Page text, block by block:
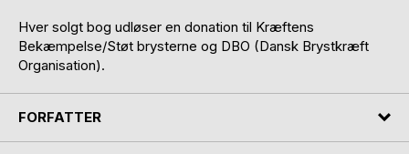
Hver solgt bog udløser en donation til Kræftens
Bekæmpelse/Støt brysterne og DBO (Dansk Brystkræft
Organisation).
FORFATTER